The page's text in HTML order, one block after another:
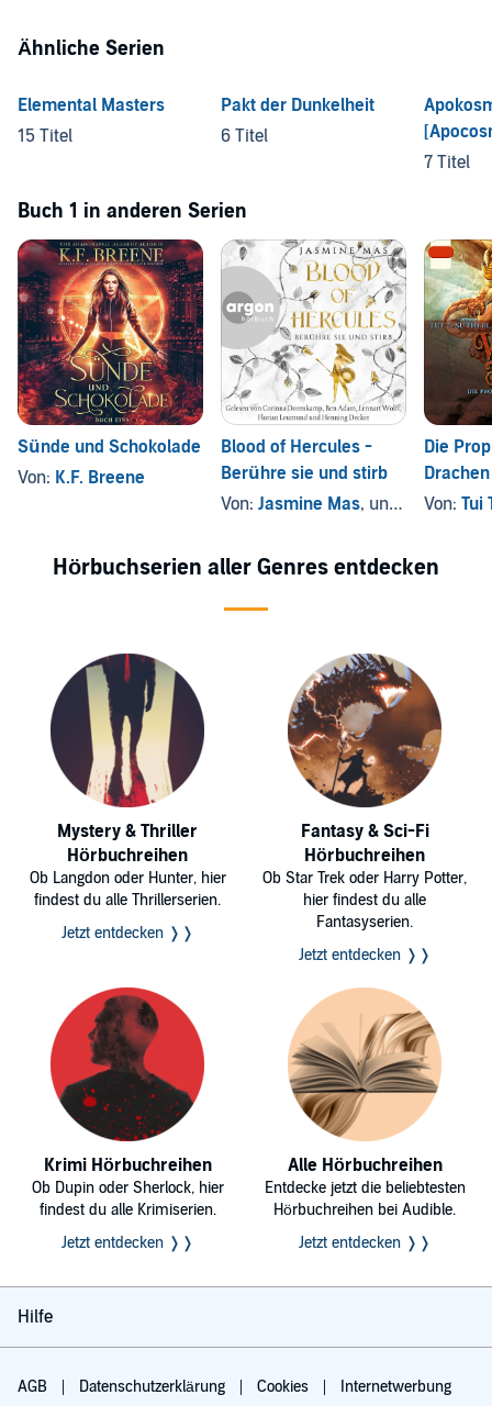
Ähnliche Serien
Elemental Masters
15 Titel
Pakt der Dunkelheit
6 Titel
7 Titel
Buch 1 in anderen Serien
Sünde und Schokolade
Von: K.F. Breene
Blood of Hercules -
Berühre sie und stirb
Von: Jasmine Mas, und andere
Die
Drachen
Von: Tui
Hörbuchserien aller Genres entdecken
Mystery & Thriller
Hörbuchreihen
Ob Langdon oder Hunter, hier
findest du alle Thrillerserien.
Jetzt entdecken ❭❭
Fantasy & Sci-Fi
Hörbuchreihen
Ob Star Trek oder Harry Potter,
hier findest du alle
Fantasyserien.
Jetzt entdecken ❭❭
Krimi Hörbuchreihen
Ob Dupin oder Sherlock, hier
findest du alle Krimiserien.
Jetzt entdecken ❭❭
Alle Hörbuchreihen
Entdecke jetzt die beliebtesten
Hörbuchreihen bei Audible.
Jetzt entdecken ❭❭
Hilfe
AGB Datenschutzerklärung Cookies Internetwerbung